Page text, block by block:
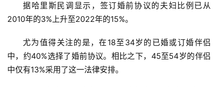
据哈里斯民调显示，签订婚前协议的夫妇比例已从
2010年的3%上升至2022年的15%。
尤为值得关注的是，在18至34岁的已婚或订婚伴侣
中，约40%选择了婚前协议。相比之下，45至54岁的伴侣
中仅有13%采用了这一法律安排。